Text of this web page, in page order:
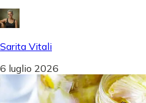
Sarita Vitali
6 luglio 2026